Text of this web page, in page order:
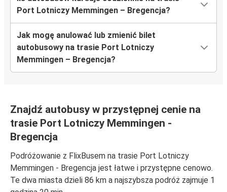
Port Lotniczy Memmingen – Bregencja?
Jak mogę anulować lub zmienić bilet
autobusowy na trasie Port Lotniczy
Memmingen – Bregencja?
Znajdź autobusy w przystępnej cenie na
trasie Port Lotniczy Memmingen -
Bregencja
Podróżowanie z FlixBusem na trasie Port Lotniczy
Memmingen - Bregencja jest łatwe i przystępne cenowo.
Te dwa miasta dzieli 86 km a najszybsza podróż zajmuje 1